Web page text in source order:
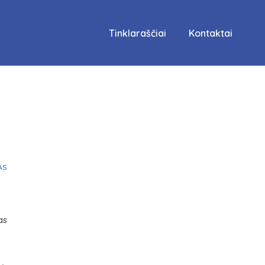
Tinklaraščiai Kontaktai